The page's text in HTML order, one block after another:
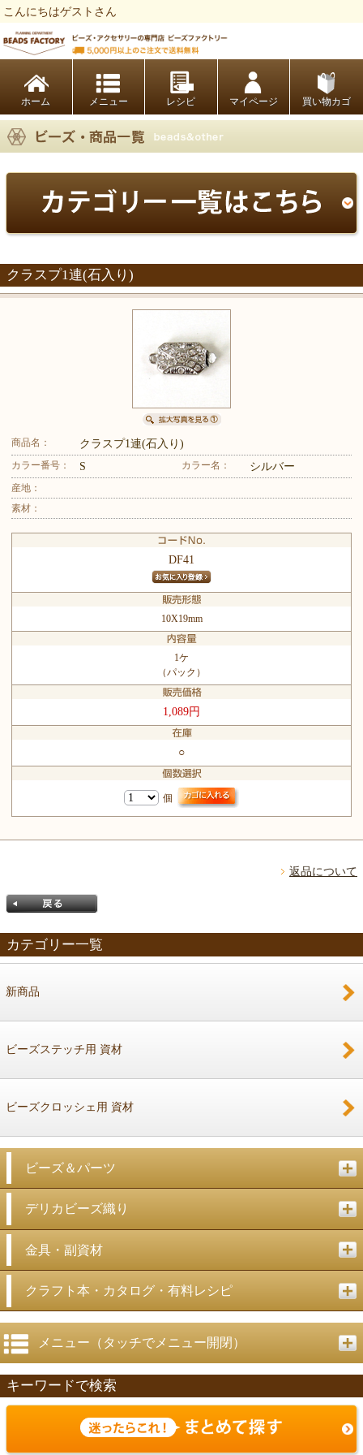
こんにちはゲストさん
ホーム レシピ マイページ 買い物カゴ
クラスプ1連(石入り)
商品名： クラスプ1連(石入り)
カラー番号： S カラー名： シルバー
産地：
素材：
DF41
10X19mm
1ケ
（パック）
1,089円
○
個
返品について
カテゴリー一覧
新商品
ビーズステッチ用 資材
ビーズクロッシェ用 資材
ビーズ＆パーツ
デリカビーズ織り
金具・副資材
クラフト本・カタログ・有料レシピ
メニュー（タッチでメニュー開閉）
キーワードで検索